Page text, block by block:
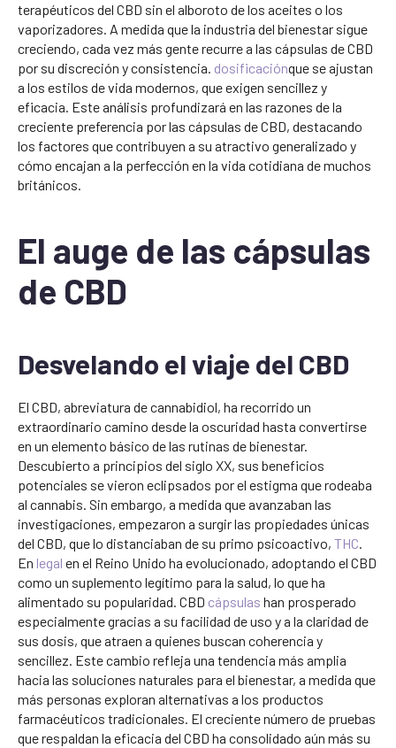
terapéuticos del CBD sin el alboroto de los aceites o los
vaporizadores. A medida que la industria del bienestar sigue
creciendo, cada vez más gente recurre a las cápsulas de CBD
por su discreción y consistencia. dosificaciónque se ajustan
a los estilos de vida modernos, que exigen sencillez y
eficacia. Este análisis profundizará en las razones de la
creciente preferencia por las cápsulas de CBD, destacando
los factores que contribuyen a su atractivo generalizado y
cómo encajan a la perfección en la vida cotidiana de muchos
británicos.
El auge de las cápsulas
de CBD
Desvelando el viaje del CBD
El CBD, abreviatura de cannabidiol, ha recorrido un
extraordinario camino desde la oscuridad hasta convertirse
en un elemento básico de las rutinas de bienestar.
Descubierto a principios del siglo XX, sus beneficios
potenciales se vieron eclipsados por el estigma que rodeaba
al cannabis. Sin embargo, a medida que avanzaban las
investigaciones, empezaron a surgir las propiedades únicas
del CBD, que lo distanciaban de su primo psicoactivo, THC.
En legal en el Reino Unido ha evolucionado, adoptando el CBD
como un suplemento legítimo para la salud, lo que ha
alimentado su popularidad. CBD cápsulas han prosperado
especialmente gracias a su facilidad de uso y a la claridad de
sus dosis, que atraen a quienes buscan coherencia y
sencillez. Este cambio refleja una tendencia más amplia
hacia las soluciones naturales para el bienestar, a medida que
más personas exploran alternativas a los productos
farmacéuticos tradicionales. El creciente número de pruebas
que respaldan la eficacia del CBD ha consolidado aún más su